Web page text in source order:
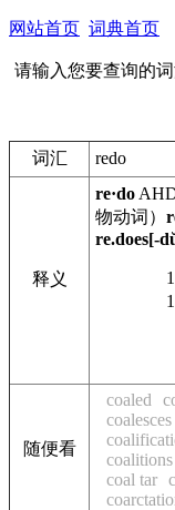
网站首页 词典首页
请输入您要查询的词
词汇 redo
释义
re·do
物动词）
re.does[-
随便看
coaled
coalesces
coalitions
coal tar